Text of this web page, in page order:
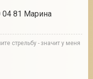
04 81 Марина
стрельбу - значит у меня